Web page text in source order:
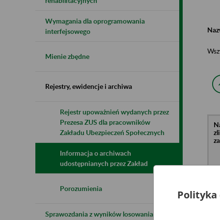
Wymagania dla oprogramowania
interfejsowego
Mienie zbędne
Rejestry, ewidencje i archiwa
Rejestr upoważnień wydanych przez
Prezesa ZUS dla pracowników
Zakładu Ubezpieczeń Społecznych
Informacja o archiwach
udostępnianych przez Zakład
Porozumienia
Sprawozdania z wyników losowania do
Polityka